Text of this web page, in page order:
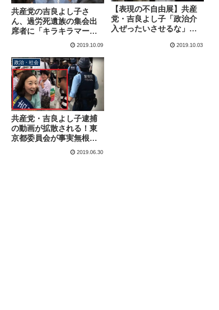
共産党の吉良よし子さ
ん、過労死遺族の集会出
席者に「キラキラマー
ク」を付けてしまう
2019.10.09
【表現の不自由展】共産
党・吉良よし子「政治介
入ぜったいさせるな」デ
介入はいいのか？ 2019.10.03
政治・社会
共産党・吉良よし子逮捕
の動画が拡散される！東
京都委員会が事実無根と
して抗議声明も「公選法
2019.06.30